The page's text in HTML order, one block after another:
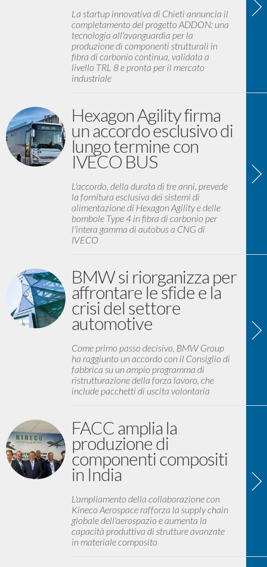
La startup innovativa di Chieti annuncia il
completamento del progetto ADDON: una
tecnologia all'avanguardia per la
produzione di componenti strutturali in
fibra di carbonio continua, validata a
livello TRL 8 e pronta per il mercato
industriale
Hexagon Agility firma
un accordo esclusivo di
lungo termine con
IVECO BUS
L'accordo, della durata di tre anni, prevede
la fornitura esclusiva dei sistemi di
alimentazione di Hexagon Agility e delle
bombole Type 4 in fibra di carbonio per
l'intera gamma di autobus a CNG di
IVECO
BMW si riorganizza per
affrontare le sfide e la
crisi del settore
automotive
Come primo passo decisivo, BMW Group
ha raggiunto un accordo con il Consiglio di
fabbrica su un ampio programma di
ristrutturazione della forza lavoro, che
include pacchetti di uscita volontaria
FACC amplia la
produzione di
componenti compositi
in India
L'ampliamento della collaborazione con
Kineco Aerospace rafforza la supply chain
globale dell'aerospazio e aumenta la
capacità produttiva di strutture avanzate
in materiale composito